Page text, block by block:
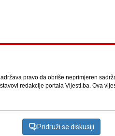
pravo da obriše neprimjeren
redakcije portala Vijesti.ba. Ova
Pridruži se diskusiji